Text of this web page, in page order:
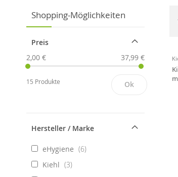
Shopping-Möglichkeiten
Preis
2,00 €
37,99 €
15 Produkte Ok
Hersteller / Marke
eHygiene
6
Kiehl
3